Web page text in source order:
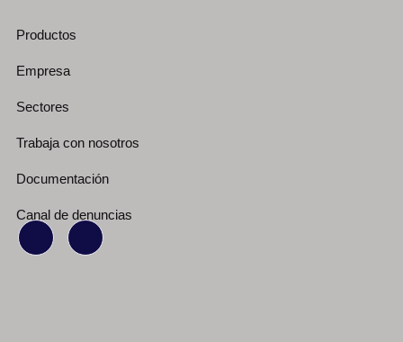
Productos
Empresa
Sectores
Trabaja con nosotros
Documentación
Canal de denuncias